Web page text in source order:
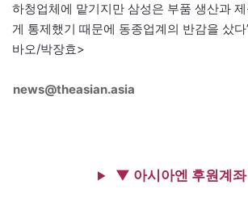
하청업체에 맡기지만 삼성은 부품 생산과
게 통제했기 때문에 동종업계의 반감을 샀
바오/박장효>
news@theasian.asia
▼ 아시아엔 후원계